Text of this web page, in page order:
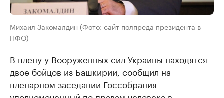
Михаил Закомалдин (Фото: сайт полпреда президента в
ПФО)
В плену у Вооруженных сил Украины находятся
двое бойцов из Башкирии, сообщил на
пленарном заседании Госсобрания